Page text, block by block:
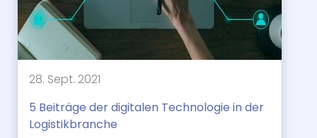
28. Sept. 2021
5 Beiträge der digitalen Technologie in der
Logistikbranche